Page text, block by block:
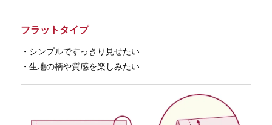
フラットタイプ
・シンプルですっきり見せたい
・生地の柄や質感を楽しみたい